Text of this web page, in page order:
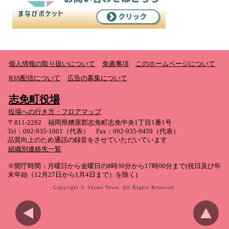
個人情報の取り扱いについて 免責事項
このホームページについて
RSS配信について
広告の募集について
志免町役場
役場への行き方・フロアマップ
〒811-2292 福岡県糟屋郡志免町志免中央1丁目1番1号
Tel：092-935-1001（代表） Fax：092-935-9459（代表）
品質向上のため通話の録音をさせていただいています
組織別連絡先一覧
※開庁時間：月曜日から金曜日の8時30分から17時00分まで(祝日及び年
末年始（12月27日から1月4日まで）を除く)
Copyright © Shime Town. All Rights Reserved.